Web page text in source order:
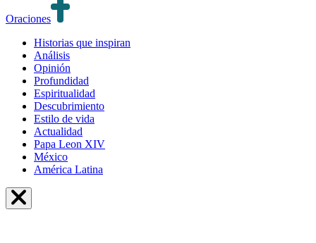
Oraciones
Historias que inspiran
Análisis
Opinión
Profundidad
Espiritualidad
Descubrimiento
Estilo de vida
Actualidad
Papa Leon XIV
México
América Latina